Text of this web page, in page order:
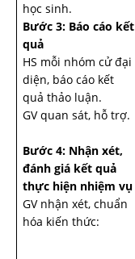
học sinh.
Bước 3: Báo cáo kết
quả
HS mỗi nhóm cử đại
diện, báo cáo kết
quả thảo luận.
GV quan sát, hỗ trợ.
Bước 4: Nhận xét,
đánh giá kết quả
thực hiện nhiệm vụ
GV nhận xét, chuẩn
hóa kiến thức: